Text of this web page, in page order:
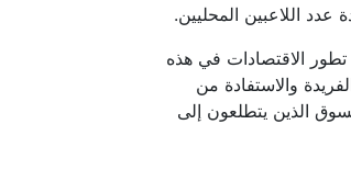
اللاعبين المحليين.
الاقتصادات في هذه
والاستفادة من
الذين يتطلعون إلى